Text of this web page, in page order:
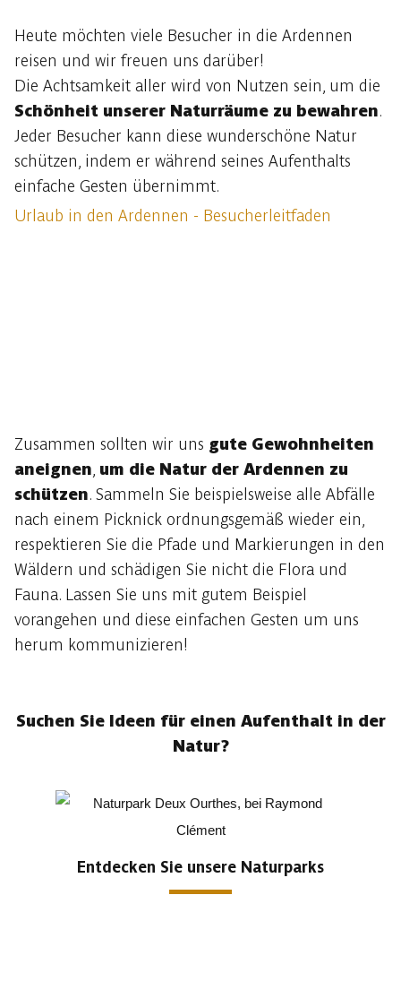
Heute möchten viele Besucher in die Ardennen
reisen und wir freuen uns darüber!
Die Achtsamkeit aller wird von Nutzen sein, um die
Schönheit unserer Naturräume zu bewahren.
Jeder Besucher kann diese wunderschöne Natur
schützen, indem er während seines Aufenthalts
einfache Gesten übernimmt.
Urlaub in den Ardennen - Besucherleitfaden
Zusammen sollten wir uns gute Gewohnheiten
aneignen um die Natur der Ardennen zu
schützen. Sammeln Sie beispielsweise alle Abfälle
nach einem Picknick ordnungsgemäß wieder ein,
respektieren Sie die Pfade und Markierungen in den
Wäldern und schädigen Sie nicht die Flora und
Fauna. Lassen Sie uns mit gutem Beispiel
vorangehen und diese einfachen Gesten um uns
herum kommunizieren!
Suchen Sie Ideen für einen Aufenthalt in der
Natur?
Entdecken Sie unsere Naturparks